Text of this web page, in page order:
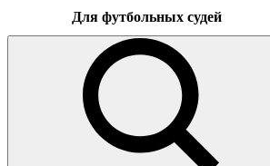
Для футбольных судей